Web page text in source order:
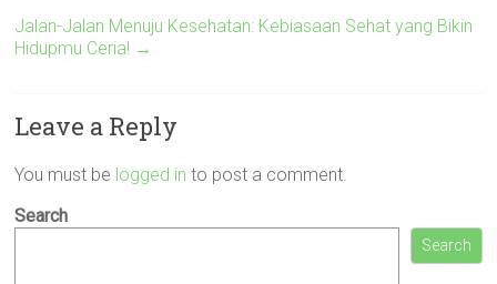
Jalan-Jalan Menuju Kesehatan: Kebiasaan Sehat yang Bikin
Hidupmu Ceria! →
Leave a Reply
You must be logged in to post a comment.
Search
Search